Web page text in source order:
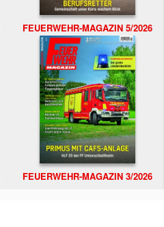
FEUERWEHR-MAGAZIN 5/2026
FEUERWEHR-MAGAZIN 3/2026